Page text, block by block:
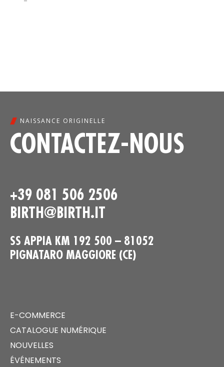
NAISSANCE ORIGINELLE
CONTACTEZ-NOUS
+39 081 506 2506
BIRTH@BIRTH.IT
SS APPIA KM 192 500 – 81052
PIGNATARO MAGGIORE (CE)
E-COMMERCE
CATALOGUE NUMÉRIQUE
NOUVELLES
ÉVÉNEMENTS